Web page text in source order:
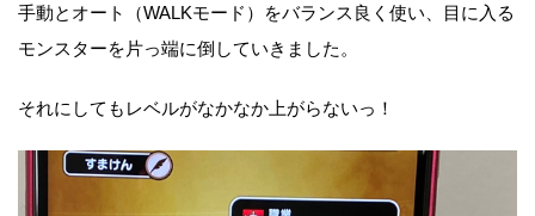
手動とオート（WALKモード）をバランス良く使い、目に入る
モンスターを片っ端に倒していきました。
それにしてもレベルがなかなか上がらないっ！